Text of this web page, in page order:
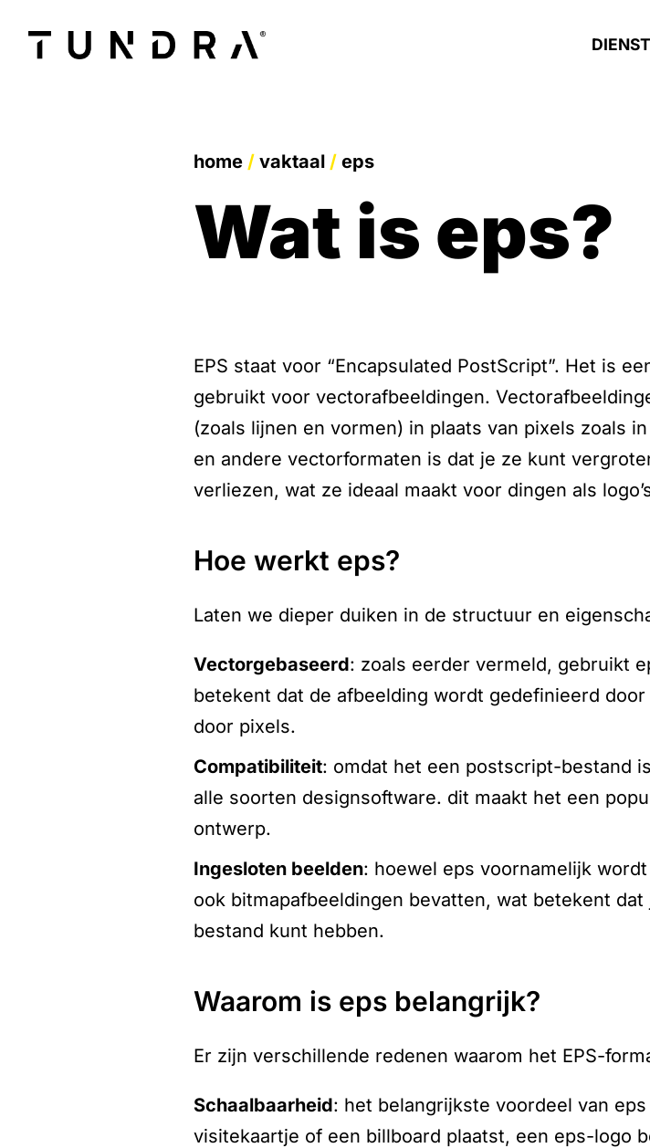
home / vaktaal / eps
wat is eps?
EPS staat voor “Encapsulated PostScript”. Het is
gebruikt voor vectorafbeeldingen.
(zoals lijnen en vormen) in plaats van pixels zoals
en andere vectorformaten is dat je ze kunt
verliezen, wat ze ideaal maakt voor dingen als
hoe werkt eps?
Laten we dieper duiken in de structuur en
vectorgebaseerd: zoals eerder vermeld, gebruikt
betekent dat de afbeelding wordt gedefinieerd
door pixels.
compatibiliteit: omdat het een postscript-bestand
alle soorten designsoftware. dit maakt het een
ontwerp.
ingesloten beelden: hoewel eps voornamelijk
ook bitmapafbeeldingen bevatten, wat betekent
bestand kunt hebben.
waarom is eps belangrijk?
Er zijn verschillende redenen waarom het EPS-
schaalbaarheid: het belangrijkste voordeel van
visitekaartje of een billboard plaatst, een eps-logo